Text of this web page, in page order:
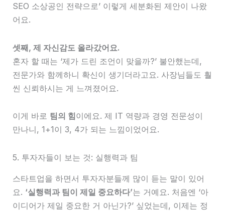
SEO 소상공인 전략으로’ 이렇게 세분화된 제안이 나왔
어요.
셋째, 제 자신감도 올라갔어요.
혼자 할 때는 ‘제가 드린 조언이 맞을까?’ 불안했는데,
전문가와 함께하니 확신이 생기더라고요. 사장님들도 훨
씬 신뢰하시는 게 느껴졌어요.
이게 바로 팀의 힘이에요. 제 IT 역량과 경영 전문성이
만나니, 1+1이 3, 4가 되는 느낌이었어요.
5. 투자자들이 보는 것: 실행력과 팀
스타트업을 하면서 투자자분들께 많이 듣는 말이 있어
요. ‘실행력과 팀이 제일 중요하다’는 거예요. 처음엔 ‘아
이디어가 제일 중요한 거 아닌가?’ 싶었는데, 이제는 정